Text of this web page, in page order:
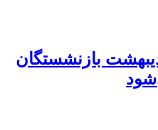
بازنشستگان